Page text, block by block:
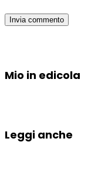
Mio in edicola
Leggi anche